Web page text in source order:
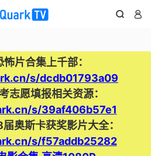
 
片合集上千部：
s/dcdb01793a09
志愿填报相关资源：
s/39af406b57e1
奥斯卡获奖影片大全：
s/f57addb25282